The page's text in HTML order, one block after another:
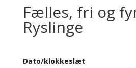
Fælles, fri og
Ryslinge
Dato/klokkeslæt